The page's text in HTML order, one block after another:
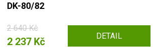
DK-80/82
2 640 Kč
2 237 Kč DETAIL